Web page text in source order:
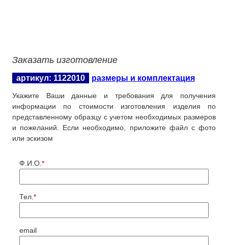
Заказать изготовление
артикул: 1122010 размеры и комплектация
Укажите Ваши данные и требования для получения
информации по стоимости изготовления изделия по
представленному образцу с учетом необходимых размеров
и пожеланий. Если необходимо, приложите файл с фото
или эскизом
Ф.И.О.*
Тел.*
email